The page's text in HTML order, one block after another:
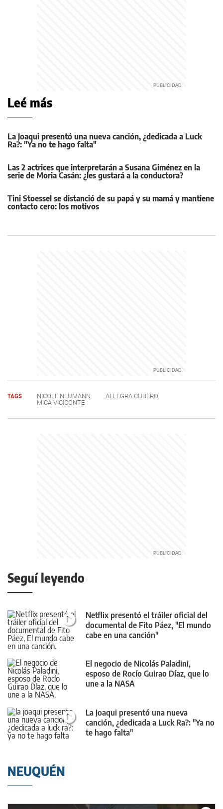
Leé más
La Joaqui presentó una nueva canción, ¿dedicada a Luck
Ra?: "Ya no te hago falta"
Las 2 actrices que interpretarán a Susana Giménez en la
serie de Moria Casán: ¿les gustará a la conductora?
Tini Stoessel se distanció de su papá y su mamá y mantiene
contacto cero: los motivos
TAGS NICOLE NEUMANN
ALLEGRA CUBERO
MICA VICICONTE
Seguí leyendo
Netflix presentó el tráiler oficial del
documental de Fito Páez, "El mundo
cabe en una canción"
El negocio de Nicolás Paladini,
esposo de Rocío Guirao Díaz, que lo
une a la NASA
La Joaqui presentó una nueva
canción, ¿dedicada a Luck Ra?: "Ya no
te hago falta"
NEUQUÉN